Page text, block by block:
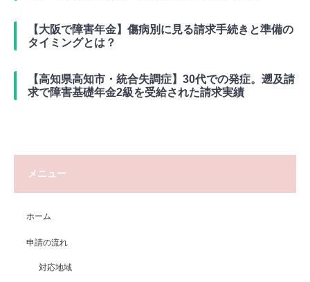
【大阪で障害年金】傷病別に見る請求手続きと準備の
タイミングとは？
【高知県高知市・統合失調症】30代での発症。遡及請
求で障害基礎年金2級を受給された請求実績
メニュー
ホーム
申請の流れ
対応地域